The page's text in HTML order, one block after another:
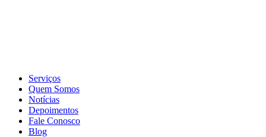
Serviços
Quem Somos
Notícias
Depoimentos
Fale Conosco
Blog